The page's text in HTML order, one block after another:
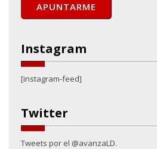
Instagram
[instagram-feed]
Twitter
Tweets por el @avanzaLD.